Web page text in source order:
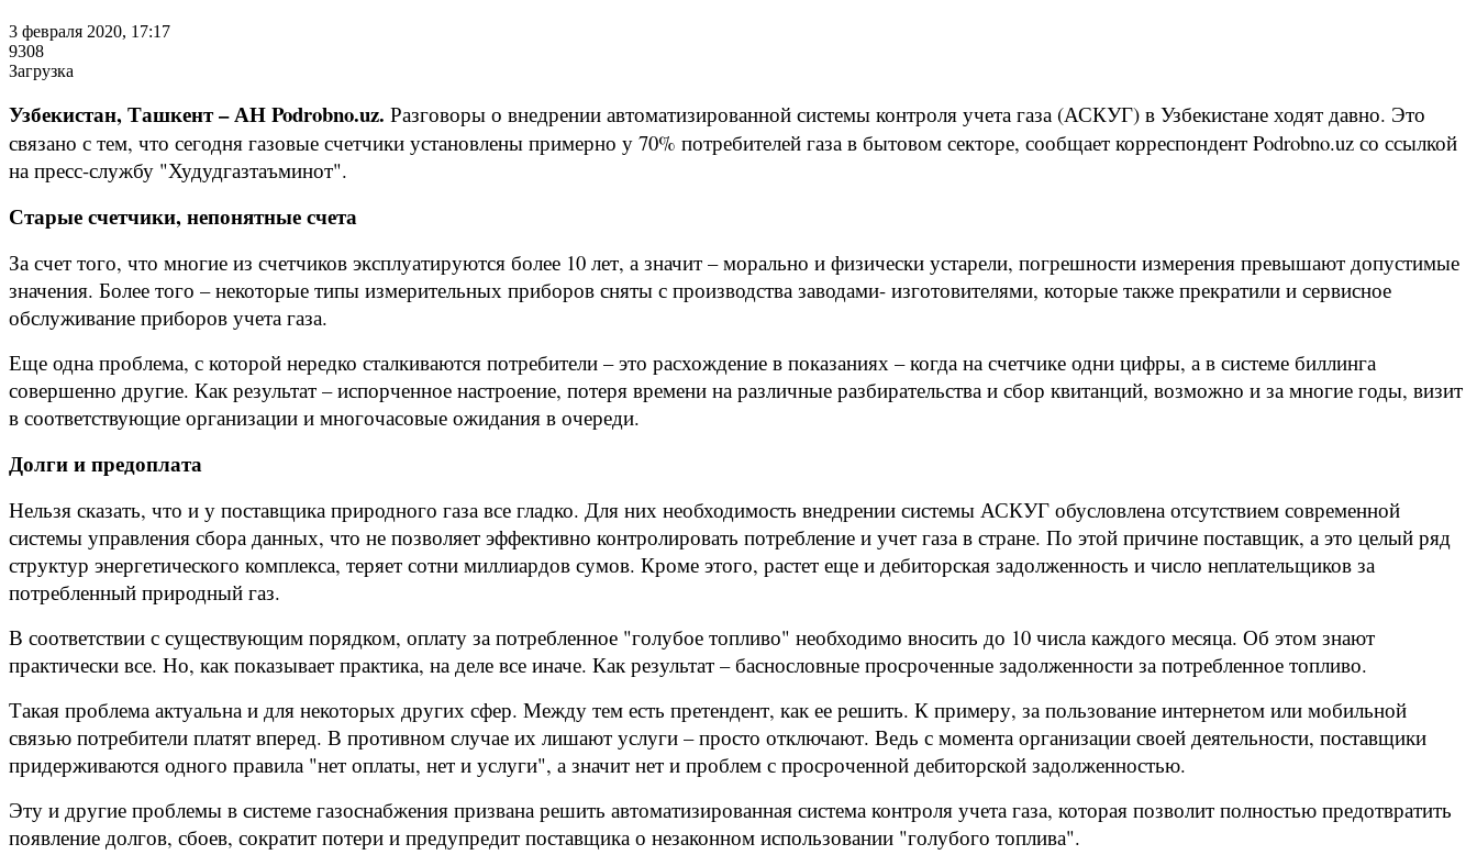
3 февраля 2020, 17:17
9308
Загрузка
Узбекистан, Ташкент – АН Podrobno.uz. Разговоры о внедрении автоматизированной системы контроля учета газа (АСКУГ) в Узбекистане ходят давно. Это
связано с тем, что сегодня газовые счетчики установлены примерно у 70% потребителей газа в бытовом секторе, сообщает корреспондент Podrobno.uz со ссылкой
на пресс-службу "Худудгазтаъминот".
Старые счетчики, непонятные счета
За счет того, что многие из счетчиков эксплуатируются более 10 лет, а значит – морально и физически устарели, погрешности измерения превышают допустимые
значения. Более того – некоторые типы измерительных приборов сняты с производства заводами- изготовителями, которые также прекратили и сервисное
обслуживание приборов учета газа.
Еще одна проблема, с которой нередко сталкиваются потребители – это расхождение в показаниях – когда на счетчике одни цифры, а в системе биллинга
совершенно другие. Как результат – испорченное настроение, потеря времени на различные разбирательства и сбор квитанций, возможно и за многие годы, визит
в соответствующие организации и многочасовые ожидания в очереди.
Долги и предоплата
Нельзя сказать, что и у поставщика природного газа все гладко. Для них необходимость внедрении системы АСКУГ обусловлена отсутствием современной
системы управления сбора данных, что не позволяет эффективно контролировать потребление и учет газа в стране. По этой причине поставщик, а это целый ряд
структур энергетического комплекса, теряет сотни миллиардов сумов. Кроме этого, растет еще и дебиторская задолженность и число неплательщиков за
потребленный природный газ.
В соответствии с существующим порядком, оплату за потребленное "голубое топливо" необходимо вносить до 10 числа каждого месяца. Об этом знают
практически все. Но, как показывает практика, на деле все иначе. Как результат – баснословные просроченные задолженности за потребленное топливо.
Такая проблема актуальна и для некоторых других сфер. Между тем есть претендент, как ее решить. К примеру, за пользование интернетом или мобильной
связью потребители платят вперед. В противном случае их лишают услуги – просто отключают. Ведь с момента организации своей деятельности, поставщики
придерживаются одного правила "нет оплаты, нет и услуги", а значит нет и проблем с просроченной дебиторской задолженностью.
Эту и другие проблемы в системе газоснабжения призвана решить автоматизированная система контроля учета газа, которая позволит полностью предотвратить
появление долгов, сбоев, сократит потери и предупредит поставщика о незаконном использовании "голубого топлива".